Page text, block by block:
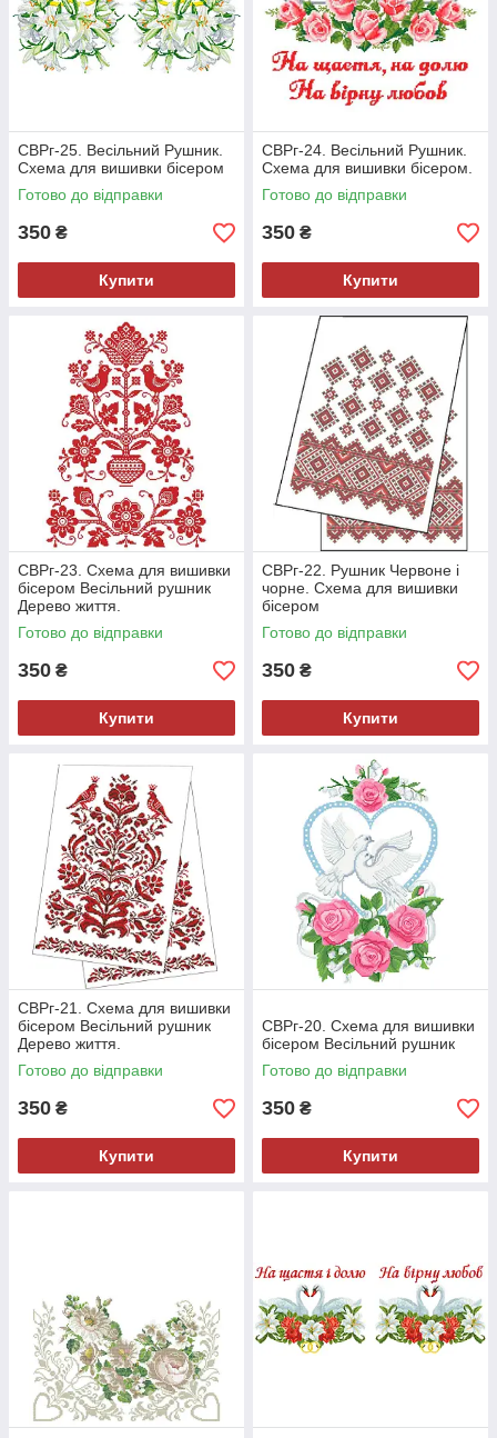
СВРг-25. Весільний Рушник.
Схема для вишивки бісером
Готово до відправки
350 ₴
Купити
СВРг-24. Весільний Рушник.
Схема для вишивки бісером.
Готово до відправки
350 ₴
Купити
СВРг-23. Схема для вишивки
бісером Весільний рушник
Дерево життя.
Готово до відправки
350 ₴
Купити
СВРг-22. Рушник Червоне і
чорне. Схема для вишивки
бісером
Готово до відправки
350 ₴
Купити
СВРг-21. Схема для вишивки
бісером Весільний рушник
Дерево життя.
Готово до відправки
350 ₴
Купити
СВРг-20. Схема для вишивки
бісером Весільний рушник
Готово до відправки
350 ₴
Купити